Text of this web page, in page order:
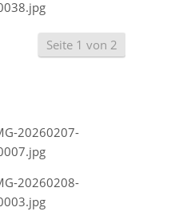
Seite 1 von 2